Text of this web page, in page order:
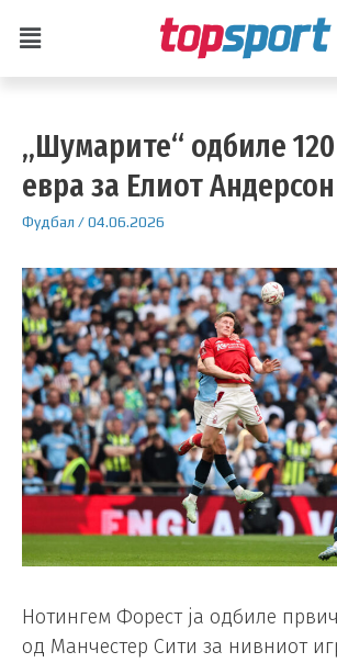
„Шумарите“ одбиле
евра за Елиот Андерсон
Фудбал /04.06.2026
Нотингем Форест ја одбиле
од Манчестер Сити за нивниот